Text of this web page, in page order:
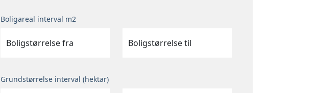
Boligareal interval m2
Boligstørrelse fra Boligstørrelse til
Grundstørrelse interval (hektar)